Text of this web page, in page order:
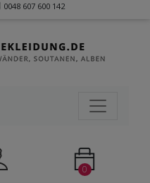
0048 607 600 142
0